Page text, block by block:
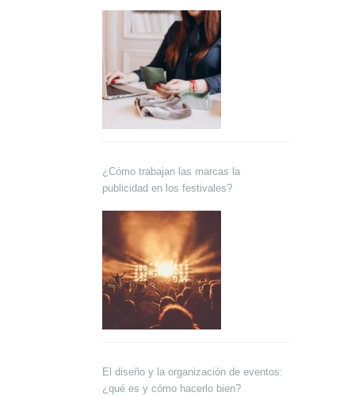
¿Cómo trabajan las marcas la
publicidad en los festivales?
El diseño y la organización de eventos:
¿qué es y cómo hacerlo bien?